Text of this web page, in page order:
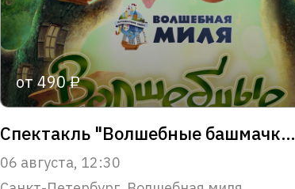
от 490 ₽
Спектакль "Волшебные башмачки" 1+
06 августа, 12:30